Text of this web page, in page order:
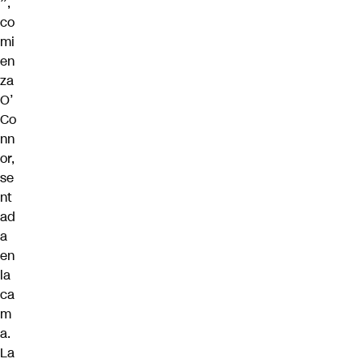
co
mi
en
za
O’
Co
nn
or,
se
nt
ad
a
en
la
ca
m
a.
La